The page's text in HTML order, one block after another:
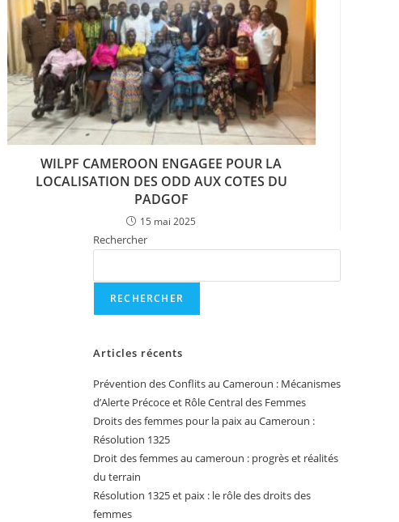
WILPF CAMEROON ENGAGEE POUR LA
LOCALISATION DES ODD AUX COTES DU
PADGOF
15 mai 2025
Rechercher
RECHERCHER
Articles récents
Prévention des Conflits au Cameroun : Mécanismes
d’Alerte Précoce et Rôle Central des Femmes
Droits des femmes pour la paix au Cameroun :
Résolution 1325
Droit des femmes au cameroun : progrès et réalités
du terrain
Résolution 1325 et paix : le rôle des droits des
femmes